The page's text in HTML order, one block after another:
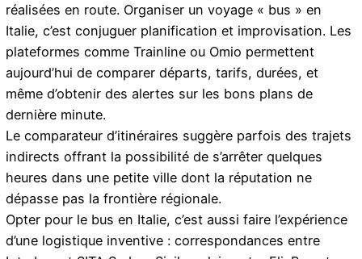
réalisées en route. Organiser un voyage « bus » en
Italie, c’est conjuguer planification et improvisation. Les
plateformes commeTrainline ou Omio permettent
aujourd’hui de comparer départs, tarifs, durées, et
même d’obtenir des alertes sur les bons plans de
dernière minute.
Le comparateur d’itinéraires suggère parfois des trajets
indirects offrant la possibilité de s’arrêter quelques
heures dans une petite ville dont la réputation ne
dépasse pas la frontière régionale.
Opter pour le bus en Italie, c’est aussi faire l’expérience
d’une logistique inventive : correspondances entre